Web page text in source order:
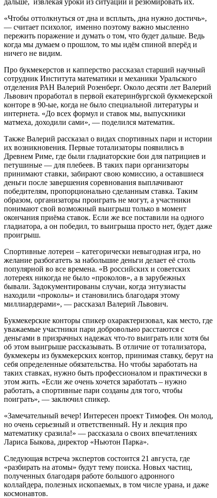
«Чтобы оттолкнуться от дна и всплыть, дна нужно достичь»,
— считает психолог, именно поэтому важно мысленно
пережить поражение и думать о том, что будет дальше. Ведь
когда мы думаем о прошлом, то мы идём спиной вперёд и
ничего не видим.
Про букмекерстов и капперство рассказал старший научный
сотрудник Института математики и механики Уральского
отделения РАН Валерий Розенберг. Около десяти лет Валерий
Львович проработал в первой екатеринбургской букмекерской
конторе в 90-ые, когда не было специальной литературы и
интернета. «До всех формул и ставок мы, выпускники
матмеха, доходили сами», — поделился математик.
Также Валерий рассказал о видах спортивных пари и истории
их возникновения. Первые тотализаторы появились в
Древнем Риме, где были гладиаторские бои для патрициев и
петушиные — для плебеев. В таких пари организаторы
принимают ставки, забирают свою комиссию, а оставшиеся
деньги после завершения соревнования выплачивают
победителям, пропорционально сделанным ставка. Таким
образом, организаторы проиграть не могут, а участники
понимают свой возможный выигрыш только в момент
окончания приёма ставок. Если же все поставили на одного
гладиатора, а он победил, то выигрыша просто нет, будет даже
проигрыш.
Спортивные лотереи – категорически невыгодная игра, но
желание разбогатеть за набольшие деньги делает её столь
популярной во все времена. «В российских и советских
лотереях никогда не было «проколов», а в зарубежных
бывали. Задокументированы случаи, когда энтузиасты
находили «проколы» и становились благодаря этому
миллиардерами», — рассказал Валерий Львович.
Букмекерские конторы спикер охарактеризовал, как место, где
уважаемые участники пари добровольно расстаются с
деньгами в призрачных надежах что-то выиграть или хотя бы
об этом выигрыше рассказывать. В отличие от тотализатора,
букмекеры из букмекерских контор, принимая ставку, берут на
себя определенные обязательства. Но чтобы заработать на
таких ставках, нужно быть профессионалом и практически в
этом жить. «Если же очень хочется заработать – нужно
работать, а спортивные пари созданы для того, чтобы
поиграть», — заключил спикер.
«Замечательный вечер! Интересен проект Тимофея. Он молод,
но очень серьезный и ответственный. Ну и лекция про
математику сразила!» — рассказала о своих впечатлениях
Лариса Быкова, директор «Ньютон Парка».
Следующая встреча экспертов состоится 21 августа, где
«разбирать на атомы» будут тему поиска. Новых частиц,
полученных благодаря работе большого адронного
коллайдера, полезных ископаемых, в том числе урана, и даже
космонавтов.